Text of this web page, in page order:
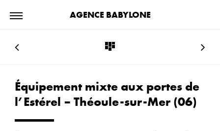
AGENCE BABYLONE
Équipement mixte aux portes de
l’Estérel – Théoule-sur-Mer (06)